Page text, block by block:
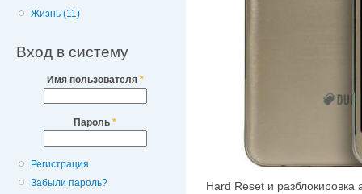
Жизнь (11)
Вход в систему
Имя пользователя *
Пароль *
Регистрация
Забыли пароль?
Hard Reset и разблокировка